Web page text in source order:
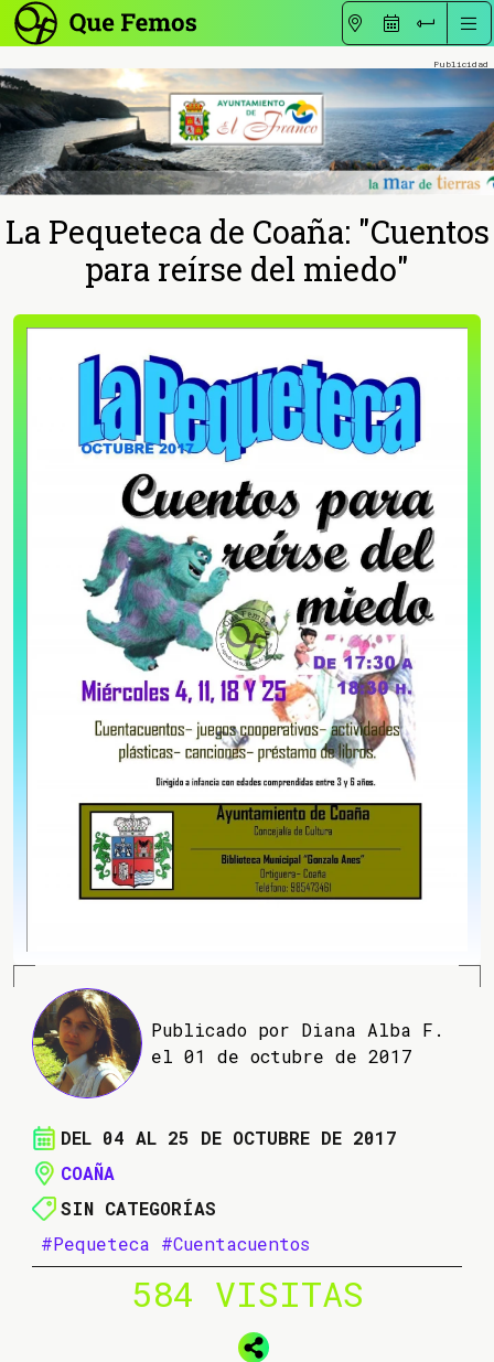
La Pequeteca de Coaña: "Cuentos
para reírse del miedo"
Publicado por Diana Alba F.
el 01 de octubre de 2017
DEL 04 AL 25 DE OCTUBRE DE 2017
COAÑA
SIN CATEGORÍAS
#Pequeteca #Cuentacuentos
584 VISITAS